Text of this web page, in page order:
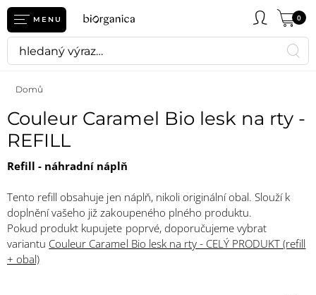
MENU 0
Domů
Couleur Caramel Bio lesk na rty -
REFILL
Refill - náhradní náplň
Tento refill obsahuje jen náplň, nikoli originální obal. Slouží k
doplnění vašeho již zakoupeného plného produktu.
Pokud produkt kupujete poprvé, doporučujeme vybrat
variantu Couleur Caramel Bio lesk na rty - CELÝ PRODUKT (refill
+ obal)